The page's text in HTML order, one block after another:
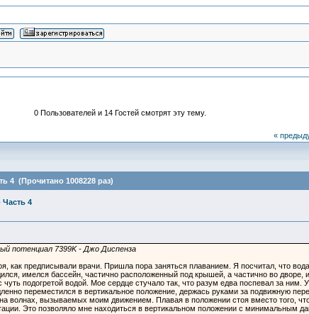
0 Пользователей и 14 Гостей смотрят эту тему.
«
4 (Прочитано 1008228 раз)
4
потенциал 7399K - Джо Диспенза
как предписывали врачи. Пришла пора заняться плаванием. Я посчитал, что
имелся бассейн, частично расположенный под крышей, а частично во дворе,
подогретой водой. Мое сердце стучало так, что разум едва поспевал за ним.
переместился в вертикальное положение, держась руками за подвижную
волнах, вызываемых моим движением. Плавая в положении стоя вместо того,
Это позволяло мне находиться в вертикальном положении с минимальным